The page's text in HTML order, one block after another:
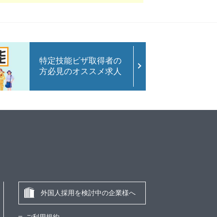
特定技能ビザ取得者の
方必見のオススメ求人
外国人採用を検討中の企業様へ